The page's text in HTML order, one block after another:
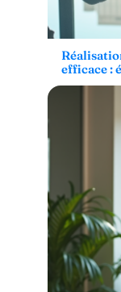
efficace :